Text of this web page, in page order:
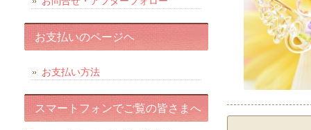
お支払いのページヘ
お支払い方法
スマートフォンでご覧の皆さまへ